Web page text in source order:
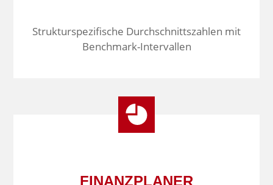
Strukturspezifische Durchschnittszahlen mit
Bench­mark-Intervallen
FINANZPLANER